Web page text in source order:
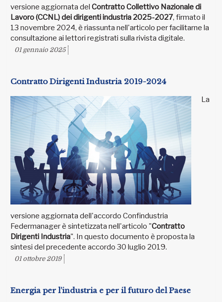
versione aggiornata del Contratto Collettivo Nazionale di
Lavoro (CCNL) dei dirigenti industria 2025-2027, firmato il
13 novembre 2024, è riassunta nell'articolo per facilitarne la
consultazione ai lettori registrati sulla rivista digitale.
01 gennaio 2025
Contratto Dirigenti Industria 2019-2024
La
versione aggiornata dell'accordo Confindustria
Federmanager è sintetizzata nell'articolo "Contratto
Dirigenti Industria". In questo documento è proposta la
sintesi del precedente accordo 30 luglio 2019.
01 ottobre 2019
Energia per l’industria e per il futuro del Paese